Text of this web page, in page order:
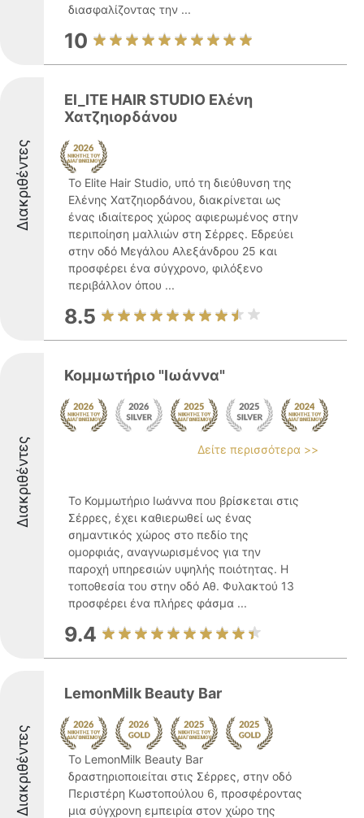
διασφαλίζοντας την ...
10
Διακριθέντες
El_ITE HAIR STUDIO Ελένη
Χατζηιορδάνου
Το Elite Hair Studio, υπό τη διεύθυνση της
Ελένης Χατζηιορδάνου, διακρίνεται ως
ένας ιδιαίτερος χώρος αφιερωμένος στην
περιποίηση μαλλιών στη Σέρρες. Εδρεύει
στην οδό Μεγάλου Αλεξάνδρου 25 και
προσφέρει ένα σύγχρονο, φιλόξενο
περιβάλλον όπου ...
8.5
Διακριθέντες
Κομμωτήριο "Ιωάννα"
Δείτε περισσότερα >>
Το Κομμωτήριο Ιωάννα που βρίσκεται στις
Σέρρες, έχει καθιερωθεί ως ένας
σημαντικός χώρος στο πεδίο της
ομορφιάς, αναγνωρισμένος για την
παροχή υπηρεσιών υψηλής ποιότητας. Η
τοποθεσία του στην οδό Αθ. Φυλακτού 13
προσφέρει ένα πλήρες φάσμα ...
9.4
Διακριθέντες
LemonMilk Beauty Bar
Το LemonMilk Beauty Bar
δραστηριοποιείται στις Σέρρες, στην οδό
Περιστέρη Κωστοπούλου 6, προσφέροντας
μια σύγχρονη εμπειρία στον χώρο της